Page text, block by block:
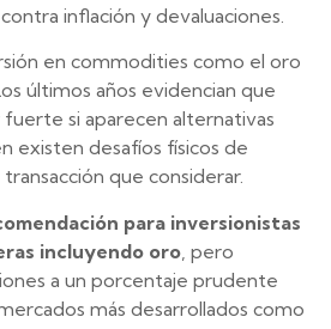
inflación y devaluaciones.
en commodities como el oro
últimos años evidencian que
si aparecen alternativas
existen desafíos físicos de
que considerar.
para inversionistas
incluyendo oro , pero
a un porcentaje prudente
más desarrollados como